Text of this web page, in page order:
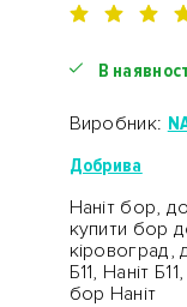
В
Виробник:
Добрива
Наніт бор,
купити бор
кіровоград,
Б11, Наніт
бор Наніт